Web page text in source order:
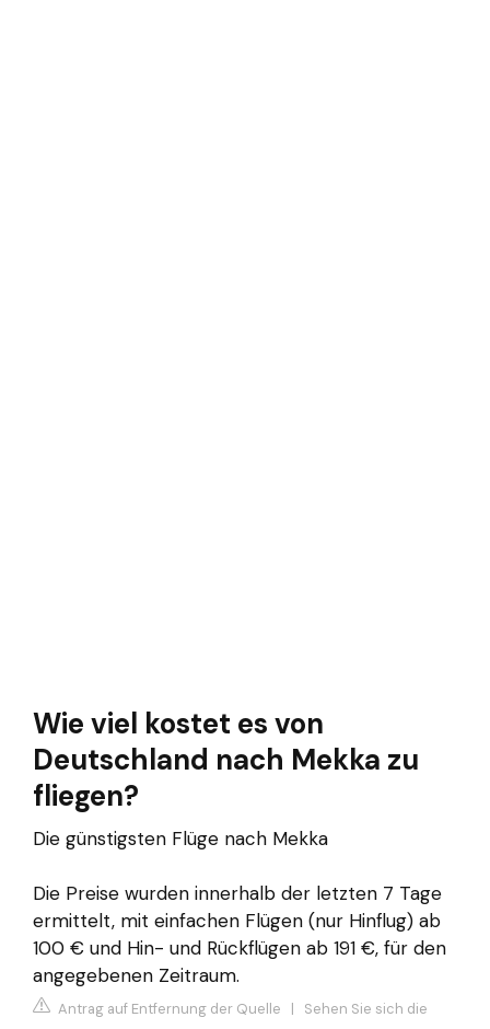
Wie viel kostet es von
Deutschland nach Mekka zu
fliegen?
Die günstigsten Flüge nach Mekka
Die Preise wurden innerhalb der letzten 7 Tage
ermittelt, mit einfachen Flügen (nur Hinflug) ab
100 € und Hin- und Rückflügen ab 191 €, für den
angegebenen Zeitraum.
Antrag auf Entfernung der Quelle | Sehen Sie sich die